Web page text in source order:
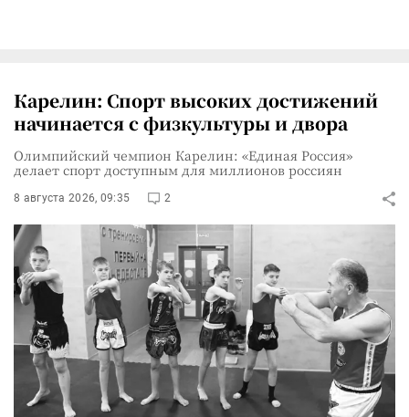
Карелин: Спорт высоких достижений
начинается с физкультуры и двора
Олимпийский чемпион Карелин: «Единая Россия»
делает спорт доступным для миллионов россиян
8 августа 2026, 09:35 2